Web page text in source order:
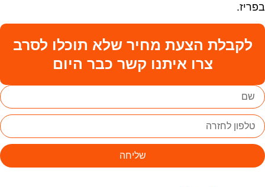
לקבלת הצעת מחיר שלא תוכלו לסרב
צרו איתנו קשר כבר היום
שליחה